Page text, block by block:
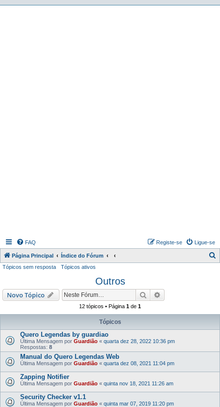
FAQ Ligue-se
Registe-se
Página Principal Índice do Fórum
i
Tópicos sem resposta Tópicos ativos
Outros
Novo Tópico Pesquisar
12 tópicos • Página 1 de 1
Tópicos
Quero Legendas by guardiao
Última Mensagem por Guardião « quarta dez 28, 2022 10:36 pm
Respostas: 8
Manual do Quero Legendas Web
Última Mensagem por Guardião « quarta dez 08, 2021 11:04 pm
Zapping Notifier
Última Mensagem por Guardião « quinta nov 18, 2021 11:26 am
Security Checker v1.1
Última Mensagem por Guardião « quinta mar 07, 2019 11:20 pm